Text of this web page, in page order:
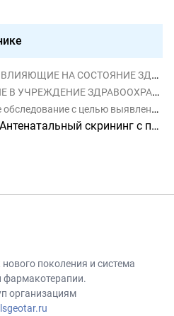
НАСЕЛЕНИЯ И ОБРАЩЕНИЯ В УЧРЕЖДЕНИЯ ЗДРАВООХРАНЕНИЯ
В СВЯЗИ С ОБСТОЯТЕЛЬСТВАМИ, ОТНОСЯЩИМИСЯ К РЕПРОДУКТИВНОЙ ФУНКЦИИ
выявления патологии у плода [антенатальный скрининг]
Антенатальный скрининг с помощью ультразвука или других физических методов для выявления аномалий развития
поколения и система
фармакотерапии.
организациям